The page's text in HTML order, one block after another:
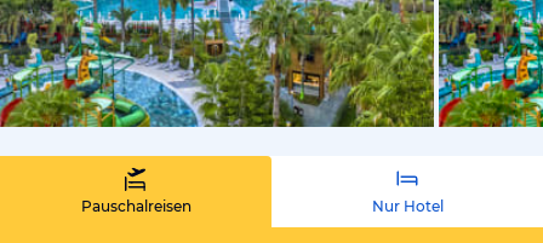
vom
Pauschalreisen Nur Hotel